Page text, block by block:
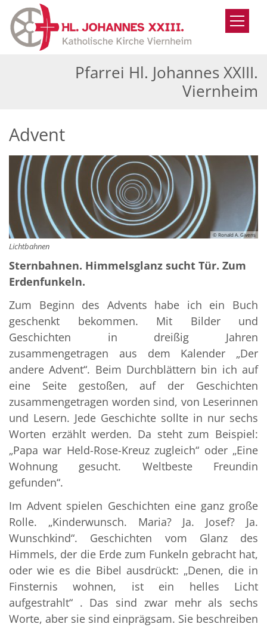
Zum Inhalt springen
Pfarrei Hl. Johannes XXIII.
Viernheim
Advent
© Ronald A. Givens
Lichtbahnen
Sternbahnen. Himmelsglanz sucht Tür. Zum
Erdenfunkeln.
Zum Beginn des Advents habe ich ein Buch
geschenkt bekommen. Mit Bilder und
Geschichten in dreißig Jahren
zusammengetragen aus dem Kalender „Der
andere Advent“. Beim Durchblättern bin ich auf
eine Seite gestoßen, auf der Geschichten
zusammengetragen worden sind, von Leserinnen
und Lesern. Jede Geschichte sollte in nur sechs
Worten erzählt werden. Da steht zum Beispiel:
„Papa war Held-Rose-Kreuz zugleich“ oder „Eine
Wohnung gesucht. Weltbeste Freundin
gefunden“.
Im Advent spielen Geschichten eine ganz große
Rolle. „Kinderwunsch. Maria? Ja. Josef? Ja.
Wunschkind“. Geschichten vom Glanz des
Himmels, der die Erde zum Funkeln gebracht hat,
oder wie es die Bibel ausdrückt: „Denen, die in
Finsternis wohnen, ist ein helles Licht
aufgestrahlt“ . Das sind zwar mehr als sechs
Worte, aber sie sind einprägsam. Sie beschreiben